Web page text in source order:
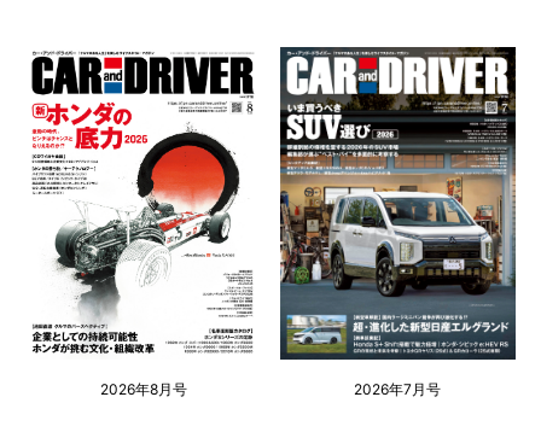
2026年8月号 2026年7月号